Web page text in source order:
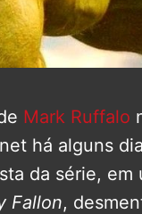
Mark Ruffalo
há alguns
da série, em
Fallon,